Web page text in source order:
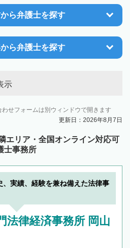
ら弁護士を探す
ら弁護士を探す
示
せフォームは別ウィンドウで開きます
更新日：2026年8月7日
エリア・全国オンライン対応可
士事務所
、実績、経験を兼ね備えた法律事
法律経済事務所 岡山